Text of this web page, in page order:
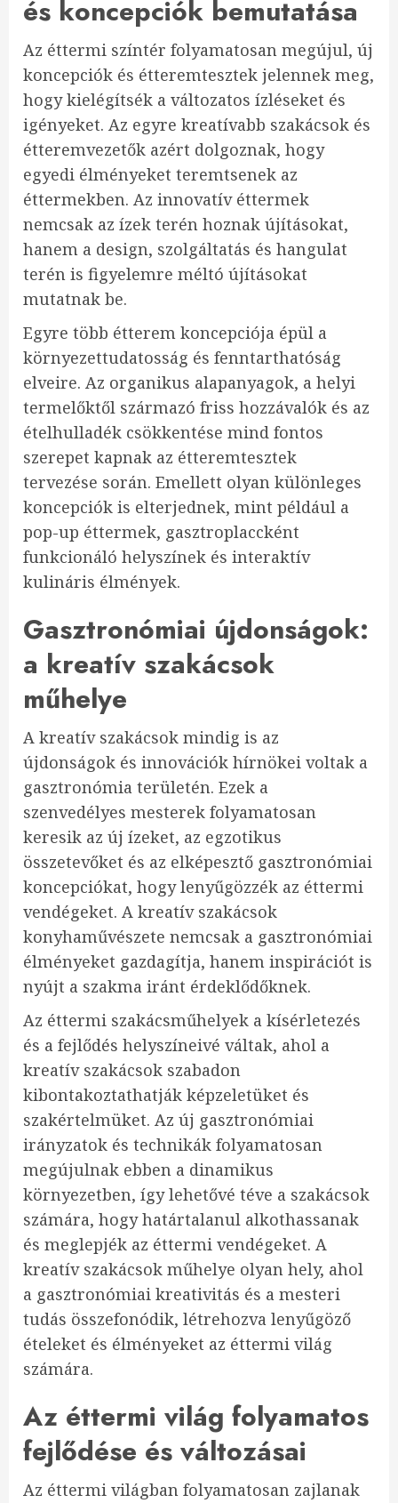
és koncepciók bemutatása
Az éttermi színtér folyamatosan megújul, új
koncepciók és étteremtesztek jelennek meg,
hogy kielégítsék a változatos ízléseket és
igényeket. Az egyre kreatívabb szakácsok és
étteremvezetők azért dolgoznak, hogy
egyedi élményeket teremtsenek az
éttermekben. Az innovatív éttermek
nemcsak az ízek terén hoznak újításokat,
hanem a design, szolgáltatás és hangulat
terén is figyelemre méltó újításokat
mutatnak be.
Egyre több étterem koncepciója épül a
környezettudatosság és fenntarthatóság
elveire. Az organikus alapanyagok, a helyi
termelőktől származó friss hozzávalók és az
ételhulladék csökkentése mind fontos
szerepet kapnak az étteremtesztek
tervezése során. Emellett olyan különleges
koncepciók is elterjednek, mint például a
pop-up éttermek, gasztroplaccként
funkcionáló helyszínek és interaktív
kulináris élmények.
Gasztronómiai újdonságok:
a kreatív szakácsok
műhelye
A kreatív szakácsok mindig is az
újdonságok és innovációk hírnökei voltak a
gasztronómia területén. Ezek a
szenvedélyes mesterek folyamatosan
keresik az új ízeket, az egzotikus
összetevőket és az elképesztő gasztronómiai
koncepciókat, hogy lenyűgözzék az éttermi
vendégeket. A kreatív szakácsok
konyhaművészete nemcsak a gasztronómiai
élményeket gazdagítja, hanem inspirációt is
nyújt a szakma iránt érdeklődőknek.
Az éttermi szakácsműhelyek a kísérletezés
és a fejlődés helyszíneivé váltak, ahol a
kreatív szakácsok szabadon
kibontakoztathatják képzeletüket és
szakértelmüket. Az új gasztronómiai
irányzatok és technikák folyamatosan
megújulnak ebben a dinamikus
környezetben, így lehetővé téve a szakácsok
számára, hogy határtalanul alkothassanak
és meglepjék az éttermi vendégeket. A
kreatív szakácsok műhelye olyan hely, ahol
a gasztronómiai kreativitás és a mesteri
tudás összefonódik, létrehozva lenyűgöző
ételeket és élményeket az éttermi világ
számára.
Az éttermi világ folyamatos
fejlődése és változásai
Az éttermi világban folyamatosan zajlanak